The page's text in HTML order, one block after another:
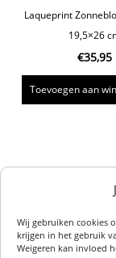
Wij gebruiken cookies
krijgen in het gebruik
Weigeren kan invloed
Laqueprint
19,5×26
€35,95
Toevoegen aan